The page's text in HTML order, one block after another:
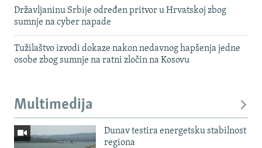
Državljaninu Srbije određen pritvor u Hrvatskoj zbog
sumnje na cyber napade
Tužilaštvo izvodi dokaze nakon nedavnog hapšenja jedne
osobe zbog sumnje na ratni zločin na Kosovu
Multimedija
Dunav testira energetsku stabilnost
regiona